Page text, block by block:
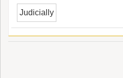
Judicially